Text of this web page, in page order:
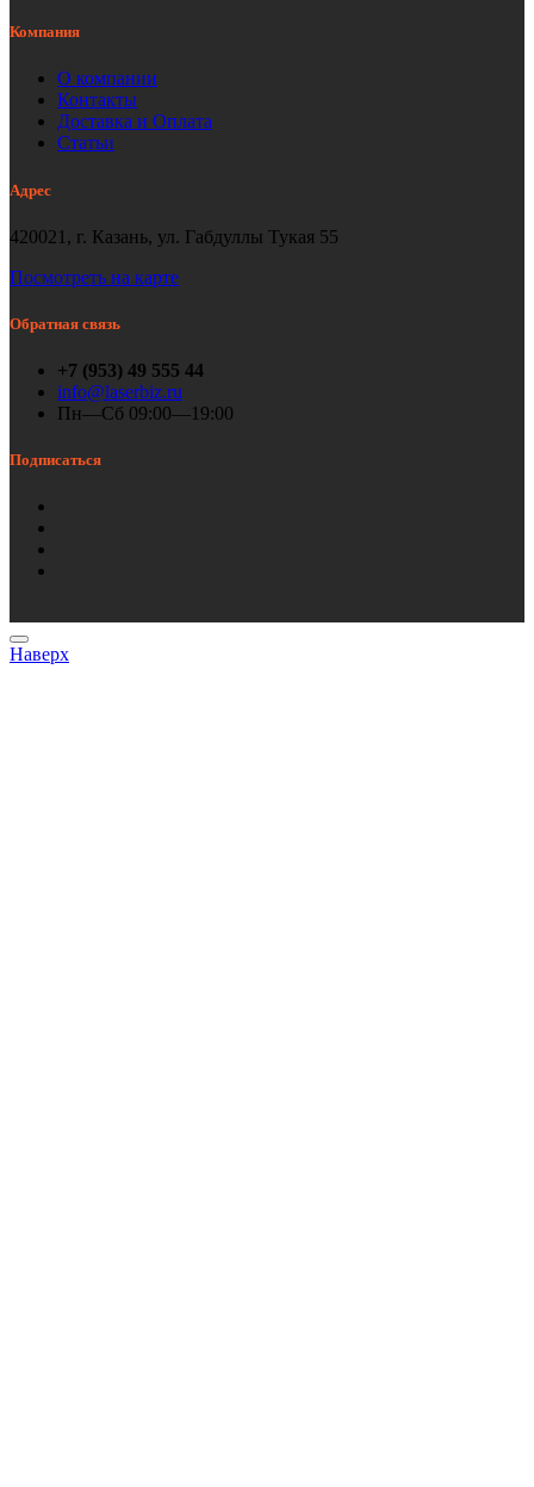
Компания
О компании
Контакты
Доставка и Оплата
Статьи
Адрес
420021, г. Казань, ул. Габдуллы Тукая 55
Посмотреть на карте
Обратная связь
+7 (953) 49 555 44
info@laserbiz.ru
Пн—Сб 09:00—19:00
Подписаться
Наверх